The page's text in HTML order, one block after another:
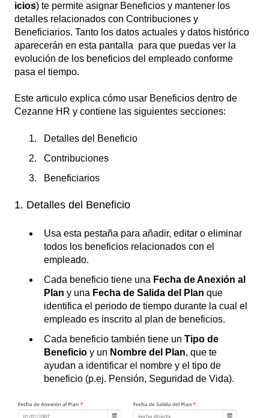
icios) te permite asignar Beneficios y mantener los
detalles relacionados con Contribuciones y
Beneficiarios. Tanto los datos actuales y datos histórico
aparecerán en esta pantalla para que puedas ver la
evolución de los beneficios del empleado conforme
pasa el tiempo.
Este articulo explica cómo usar Beneficios dentro de
Cezanne HR y contiene las siguientes secciones:
Detalles del Beneficio
Contribuciones
Beneficiarios
1. Detalles del Beneficio
Usa esta pestaña para añadir, editar o eliminar
todos los beneficios relacionados con el
empleado.
Cada beneficio tiene una Fecha de Anexión al
Plan y una Fecha de Salida del Plan que
identifica el periodo de tiempo durante la cual el
empleado es inscrito al plan de beneficios.
Cada beneficio también tiene un Tipo de
Beneficio y un Nombre del Plan, que te
ayudan a identificar el nombre y el tipo de
beneficio (p.ej. Pensión, Seguridad de Vida).